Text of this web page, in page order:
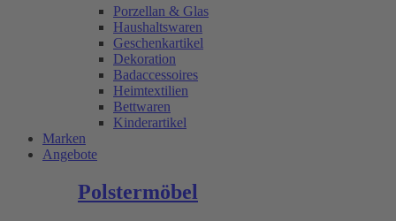
Porzellan & Glas
Haushaltswaren
Geschenkartikel
Dekoration
Badaccessoires
Heimtextilien
Bettwaren
Kinderartikel
Marken
Angebote
Polstermöbel